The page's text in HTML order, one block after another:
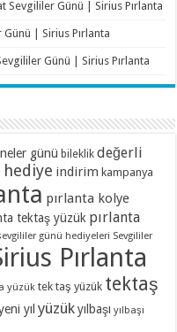
Sevgililer Günü | Sirius Pırlanta
| Sirius Pırlanta
Günü | Sirius Pırlanta
günü bileklik değerli
hediye indirim kampanya
pırlanta kolye
tektaş yüzük pırlanta
günü hediyeleri Sevgililer
Pırlanta
yüzük tek taş yüzük tektaş
yıl yüzük yılbaşı yılbaşı